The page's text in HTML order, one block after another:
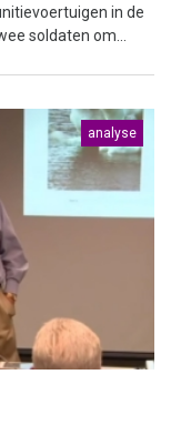
in de
soldaten om...
analyse